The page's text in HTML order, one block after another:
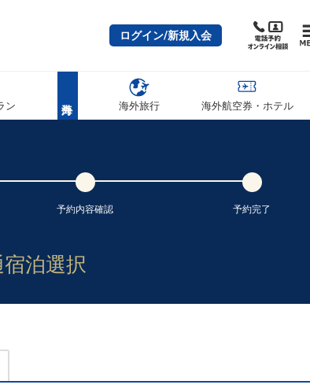
ログイン/新規入会
ン 海外旅行 海外航空券・ホテル
予約内容確認 予約完了
泊選択